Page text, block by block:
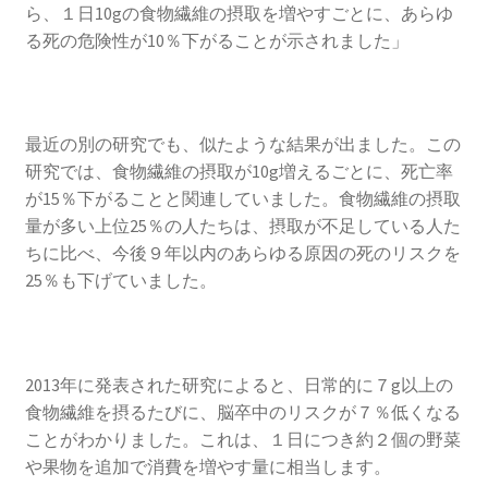
ら、１日10gの食物繊維の摂取を増やすごとに、あらゆ
る死の危険性が10％下がることが示されました」
最近の別の研究でも、似たような結果が出ました。この
研究では、食物繊維の摂取が10g増えるごとに、死亡率
が15％下がることと関連していました。食物繊維の摂取
量が多い上位25％の人たちは、摂取が不足している人た
ちに比べ、今後９年以内のあらゆる原因の死のリスクを
25％も下げていました。
2013年に発表された研究によると、日常的に７g以上の
食物繊維を摂るたびに、脳卒中のリスクが７％低くなる
ことがわかりました。これは、１日につき約２個の野菜
や果物を追加で消費を増やす量に相当します。